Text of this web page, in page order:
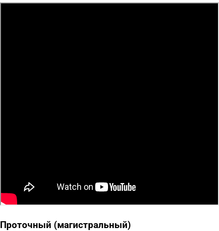
Проточный (магистральный)